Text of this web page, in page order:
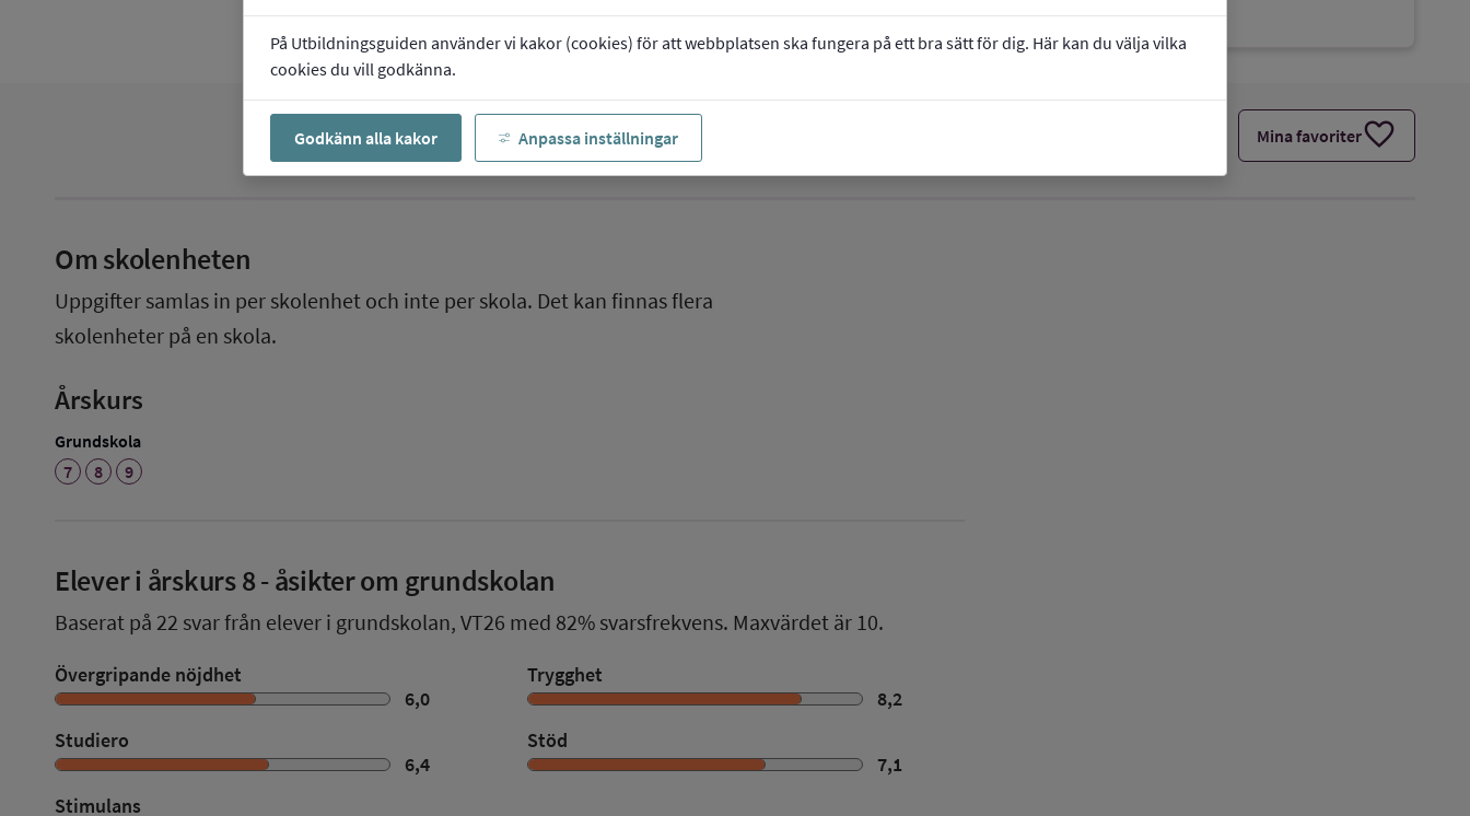
På Utbildningsguiden använder vi kakor (cookies) för att webbplatsen ska fungera på ett bra sätt för dig. Här kan du välja vilka
cookies du vill godkänna.
Godkänn alla kakor Anpassa inställningar Mina favoriterfavorite
Om skolenheten
Uppgifter samlas in per skolenhet och inte per skola. Det kan finnas flera
skolenheter på en skola.
Årskurs
Grundskola
7
8 9
Elever i årskurs 8- åsikter om grundskolan
Baserat på 22 svar från elever i grundskolan, VT26 med 82% svarsfrekvens. Maxvärdet är 10.
Övergripande nöjdhet
6,0
Trygghet
8,2
Studiero
6,4
Stöd
7,1
Stimulans